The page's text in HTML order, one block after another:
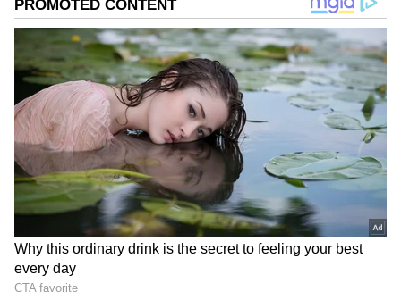
తక్కువ. ఆధునిక విమానాలు పిడుగులను, ఉరుములను
తట్టుకునేలా ప్రత్యేకంగా తయారు చేస్తారు. నిజానికి ఒక
విమానం పై ఏడాదికి ఒకటి రెండు సార్లు అయినా పిడుగు
పడే అవకాశం ఉంటుంది. కానీ దాని ప్రభావం విమానంలో
ఉన్న వారిపై పెద్దగా కనిపించదు.
గూగుల్‌లో ఆసక్తికరమైన సమాచారం కోసం ఏసియానెట్ తెలుగు
ను మీ ఫ్రిఫర్డ్ సోర్స్ గా ఎంచుకోండి